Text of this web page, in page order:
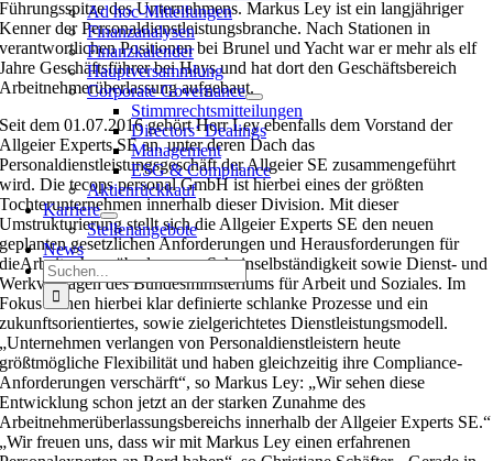
Ad hoc-Mitteilungen
Finanzanalysen
Finanzkalender
Hauptversammlung
Corporate Governance
Stimmrechtsmitteilungen
Directors‘ Dealings
Management
ESG & Compliance
Aktienrückkauf
Karriere
Stellenangebote
News
Suche
nach:
Führungsspitze des Unternehmens. Markus Ley ist ein langjähriger
Kenner der Personaldienstleistungsbranche. Nach Stationen in
verantwortlichen Positionen bei Brunel und Yacht war er mehr als elf
Jahre Geschäftsführer bei Hays und hat dort den Geschäftsbereich
Arbeitnehmerüberlassung aufgebaut.
Seit dem 01.07.2016 gehört Herr Ley ebenfalls dem Vorstand der
Allgeier Experts SE an, unter deren Dach das
Personaldienstleistungsgeschäft der Allgeier SE zusammengeführt
wird. Die tecops personal GmbH ist hierbei eines der größten
Tochterunternehmen innerhalb dieser Division. Mit dieser
Umstrukturierung stellt sich die Allgeier Experts SE den neuen
geplanten gesetzlichen Anforderungen und Herausforderungen für
dieArbeitnehmerüberlassung, Scheinselbständigkeit sowie Dienst- und
Werkverträgen des Bundesministeriums für Arbeit und Soziales. Im
Fokus stehen hierbei klar definierte schlanke Prozesse und ein
zukunftsorientiertes, sowie zielgerichtetes Dienstleistungsmodell.
„Unternehmen verlangen von Personaldienstleistern heute
größtmögliche Flexibilität und haben gleichzeitig ihre Compliance-
Anforderungen verschärft“, so Markus Ley: „Wir sehen diese
Entwicklung schon jetzt an der starken Zunahme des
Arbeitnehmerüberlassungsbereichs innerhalb der Allgeier Experts SE.“
„Wir freuen uns, dass wir mit Markus Ley einen erfahrenen